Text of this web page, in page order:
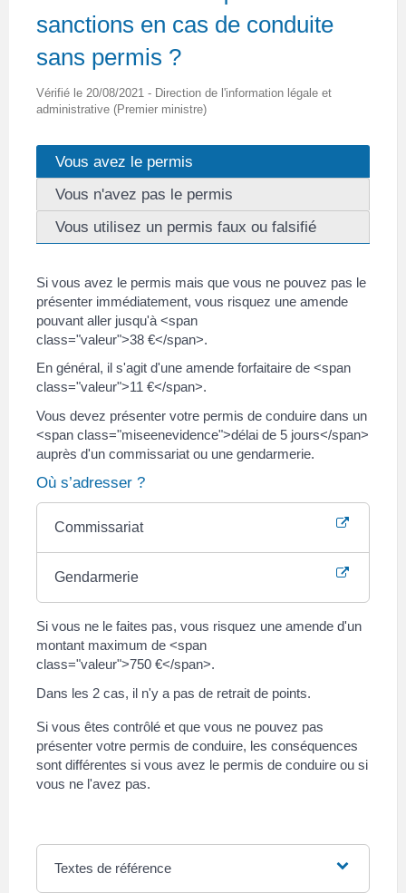
sanctions en cas de conduite
sans permis ?
Vérifié le 20/08/2021 - Direction de l'information légale et
administrative (Premier ministre)
Vous avez le permis
Vous n'avez pas le permis
Vous utilisez un permis faux ou falsifié
Si vous avez le permis mais que vous ne pouvez pas le
présenter immédiatement, vous risquez une amende
pouvant aller jusqu'à <span
class="valeur">38 €</span>.
En général, il s'agit d'une amende forfaitaire de <span
class="valeur">11 €</span>.
Vous devez présenter votre permis de conduire dans un
<span class="miseenevidence">délai de 5 jours</span>
auprès d'un commissariat ou une gendarmerie.
Où s’adresser ?
Commissariat
Gendarmerie
Si vous ne le faites pas, vous risquez une amende d'un
montant maximum de <span
class="valeur">750 €</span>.
Dans les 2 cas, il n'y a pas de retrait de points.
Si vous êtes contrôlé et que vous ne pouvez pas
présenter votre permis de conduire, les conséquences
sont différentes si vous avez le permis de conduire ou si
vous ne l'avez pas.
Textes de référence